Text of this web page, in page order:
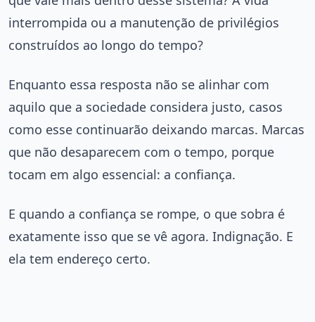
interrompida ou a manutenção de privilégios
construídos ao longo do tempo?
Enquanto essa resposta não se alinhar com
aquilo que a sociedade considera justo, casos
como esse continuarão deixando marcas. Marcas
que não desaparecem com o tempo, porque
tocam em algo essencial: a confiança.
E quando a confiança se rompe, o que sobra é
exatamente isso que se vê agora. Indignação. E
ela tem endereço certo.